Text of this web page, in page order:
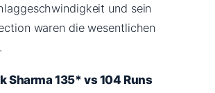
und sein
waren die wesentlichen
Sharma 135* vs 104 Runs